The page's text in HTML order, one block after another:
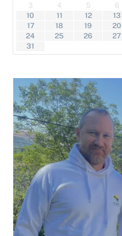
3
4 5 6
10
11 12 13
17
18 19 20
24
25 26 27
31